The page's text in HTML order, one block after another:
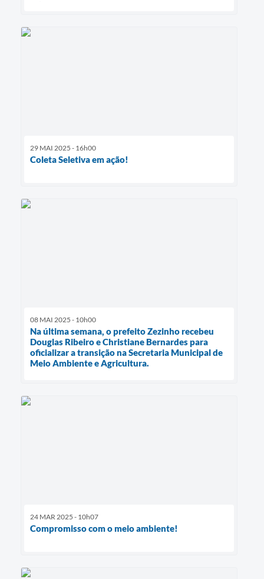
29 MAI 2025 - 16h00
Coleta Seletiva em ação!
08 MAI 2025 - 10h00
Na última semana, o prefeito Zezinho recebeu
Douglas Ribeiro e Christiane Bernardes para
oficializar a transição na Secretaria Municipal de
Meio Ambiente e Agricultura.
24 MAR 2025 - 10h07
Compromisso com o meio ambiente!